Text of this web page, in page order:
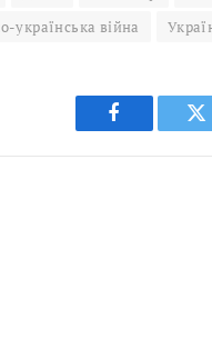
українська війна
Facebook